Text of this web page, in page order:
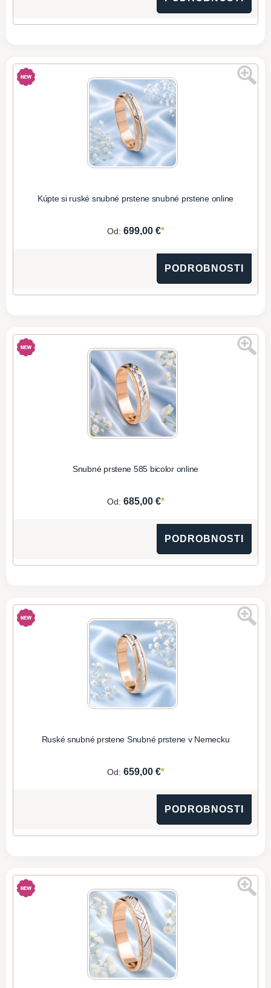
Kúpte si ruské snubné prstene snubné prstene online
Od: 699,00 €*
PODROBNOSTI
Snubné prstene 585 bicolor online
Od: 685,00 €*
PODROBNOSTI
Ruské snubné prstene Snubné prstene v Nemecku
Od: 659,00 €*
PODROBNOSTI